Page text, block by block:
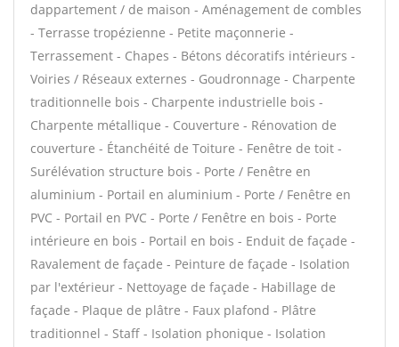
dappartement / de maison - Aménagement de combles
- Terrasse tropézienne - Petite maçonnerie -
Terrassement - Chapes - Bétons décoratifs intérieurs -
Voiries / Réseaux externes - Goudronnage - Charpente
traditionnelle bois - Charpente industrielle bois -
Charpente métallique - Couverture - Rénovation de
couverture - Étanchéité de Toiture - Fenêtre de toit -
Surélévation structure bois - Porte / Fenêtre en
aluminium - Portail en aluminium - Porte / Fenêtre en
PVC - Portail en PVC - Porte / Fenêtre en bois - Porte
intérieure en bois - Portail en bois - Enduit de façade -
Ravalement de façade - Peinture de façade - Isolation
par l'extérieur - Nettoyage de façade - Habillage de
façade - Plaque de plâtre - Faux plafond - Plâtre
traditionnel - Staff - Isolation phonique - Isolation